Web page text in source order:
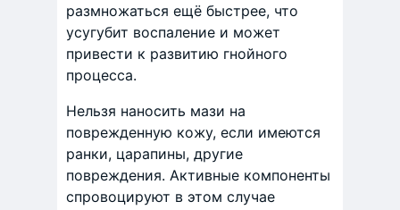
размножаться ещё быстрее, что
усугубит воспаление и может
привести к развитию гнойного
процесса.
Нельзя наносить мази на
поврежденную кожу, если имеются
ранки, царапины, другие
повреждения. Активные компоненты
спровоцируют в этом случае